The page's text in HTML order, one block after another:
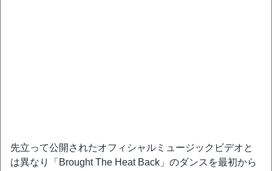
先立って公開されたオフィシャルミュージックビデオと
は異なり「Brought The Heat Back」のダンスを最初から